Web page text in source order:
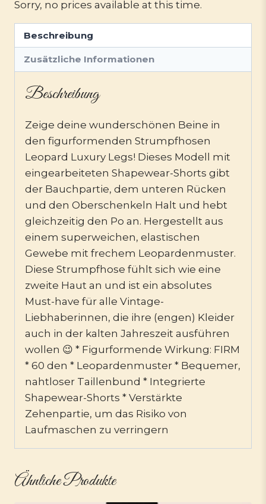
Sorry, no prices available at this time.
Beschreibung
Zusätzliche Informationen
Beschreibung
Zeige deine wunderschönen Beine in
den figurformenden Strumpfhosen
Leopard Luxury Legs! Dieses Modell mit
eingearbeiteten Shapewear-Shorts gibt
der Bauchpartie, dem unteren Rücken
und den Oberschenkeln Halt und hebt
gleichzeitig den Po an. Hergestellt aus
einem superweichen, elastischen
Gewebe mit frechem Leopardenmuster.
Diese Strumpfhose fühlt sich wie eine
zweite Haut an und ist ein absolutes
Must-have für alle Vintage-
Liebhaberinnen, die ihre (engen) Kleider
auch in der kalten Jahreszeit ausführen
wollen 😉 * Figurformende Wirkung: FIRM
* 60 den * Leopardenmuster * Bequemer,
nahtloser Taillenbund * Integrierte
Shapewear-Shorts * Verstärkte
Zehenpartie, um das Risiko von
Laufmaschen zu verringern
Ähnliche Produkte